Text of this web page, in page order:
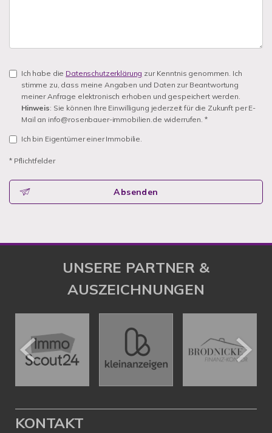
Ich habe die Datenschutzerklärung zur Kenntnis genommen. Ich
stimme zu, dass meine Angaben und Daten zur Beantwortung
meiner Anfrage elektronisch erhoben und gespeichert werden.
Hinweis: Sie können Ihre Einwilligung jederzeit für die Zukunft per E-
Mail an info@rosenbauer-immobilien.de widerrufen. *
Ich bin Eigentümer einer Immobilie.
* Pflichtfelder
Absenden
UNSERE PARTNER &
AUSZEICHNUNGEN
KONTAKT